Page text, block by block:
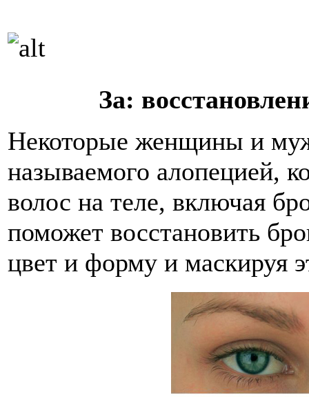
За:
Некоторые женщины и
называемого алопецией,
волос на теле, включая
поможет восстановить
цвет и форму и маскируя